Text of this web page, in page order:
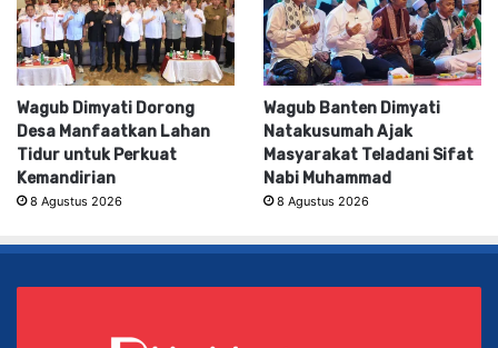
Wagub Dimyati Dorong
Desa Manfaatkan Lahan
Tidur untuk Perkuat
Kemandirian
8 Agustus 2026
Wagub Banten Dimyati
Natakusumah Ajak
Masyarakat Teladani Sifat
Nabi Muhammad
8 Agustus 2026